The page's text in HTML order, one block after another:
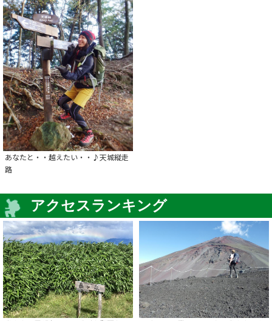
あなたと・・越えたい・・♪天城縦走
路
アクセスランキング